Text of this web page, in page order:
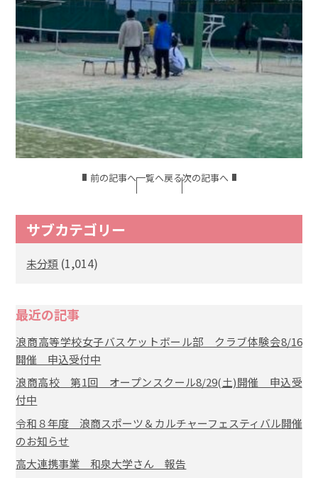
前の記事へ一覧へ戻る次の記事へ
サブカテゴリー
未分類 (1,014)
最近の記事
浪商高等学校女子バスケットボール部 クラブ体験会8/16
開催 申込受付中
浪商高校 第1回 オープンスクール8/29(土)開催 申込受
付中
令和８年度 浪商スポーツ＆カルチャーフェスティバル開催
のお知らせ
高大連携事業 和泉大学さん 報告